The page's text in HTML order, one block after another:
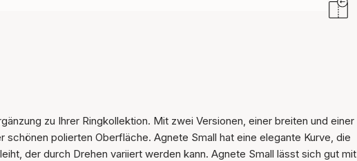
Der Artikel wurde in den
zu Ihrer Ringkollektion. Mit zwei Versionen, einer breiten und einer
polierten Oberfläche. Agnete Small hat eine elegante Kurve, die
der durch Drehen variiert werden kann. Agnete Small lässt sich gut mit